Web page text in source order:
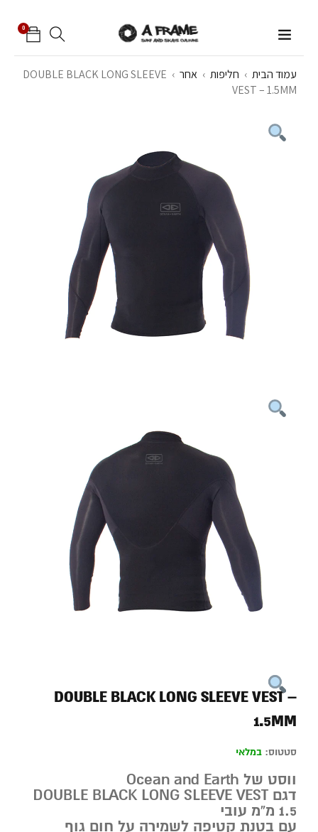
0
עמוד הבית › חליפות › אחר ›
DOUBLE BLACK LONG SLEEVE
VEST – 1.5MM
DOUBLE BLACK LONG SLEEVE VEST –
1.5MM
סטטוס: במלאי
ווסט של Ocean and Earth
דגם DOUBLE BLACK LONG SLEEVE VEST
1.5 מ”מ עובי
עם בטנת קטיפה לשמירה על חום גוף